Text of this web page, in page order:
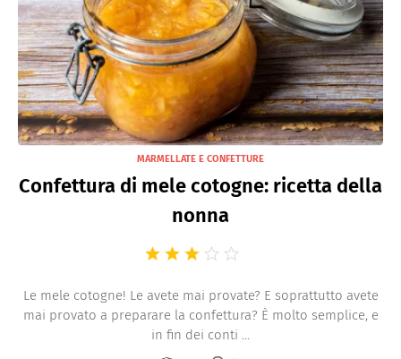
MARMELLATE E CONFETTURE
Confettura di mele cotogne: ricetta della
nonna
Le mele cotogne! Le avete mai provate? E soprattutto avete
mai provato a preparare la confettura? È molto semplice, e
in fin dei conti ...